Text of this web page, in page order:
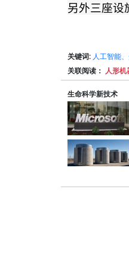
另外三座设
关键词: 人工智能
关联阅读： 人形机
生命科学新技术